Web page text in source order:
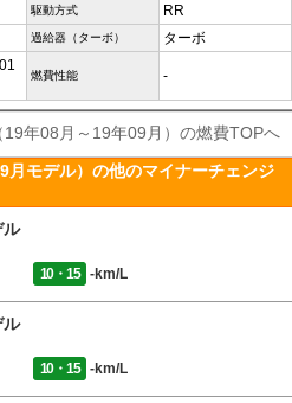
駆動方式 RR
過給器（ターボ） ターボ
燃費性能 -
年08月～19年09月）の燃費TOPへ
月モデル）の他のマイナーチェンジ
ル
10・15 -km/L
ル
10・15 -km/L